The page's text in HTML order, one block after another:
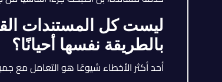
ليست كل المستندات
بالطريقة نفسها أحيانًا؟
أحد أكثر الأخطاء شيوعًا هو التعامل مع